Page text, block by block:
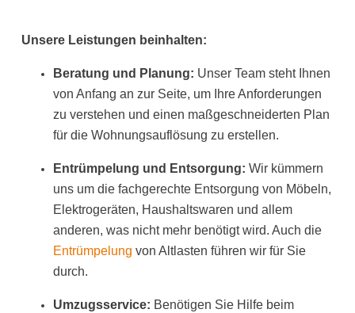
Unsere Leistungen beinhalten:
Beratung und Planung: Unser Team steht Ihnen
von Anfang an zur Seite, um Ihre Anforderungen
zu verstehen und einen maßgeschneiderten Plan
für die Wohnungsauflösung zu erstellen.
Entrümpelung und Entsorgung: Wir kümmern
uns um die fachgerechte Entsorgung von Möbeln,
Elektrogeräten, Haushaltswaren und allem
anderen, was nicht mehr benötigt wird. Auch die
Entrümpelung von Altlasten führen wir für Sie
durch.
Umzugsservice: Benötigen Sie Hilfe beim